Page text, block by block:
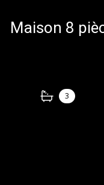
Maison 8 pièce(s) 5 chambre(s) 251
3